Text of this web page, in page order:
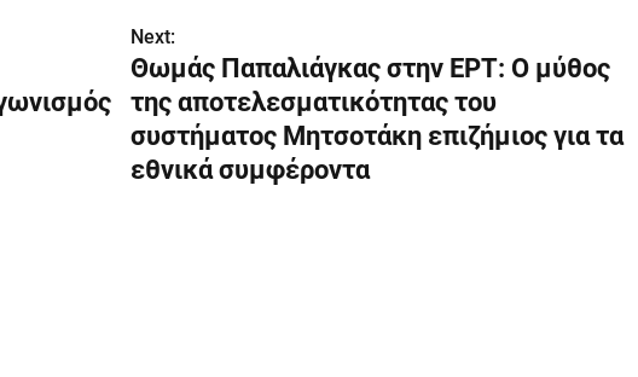
Next:
Θωμάς Παπαλιάγκας στην ΕΡΤ: Ο μύθος
της αποτελεσματικότητας του
συστήματος Μητσοτάκη επιζήμιος για τα
εθνικά συμφέροντα